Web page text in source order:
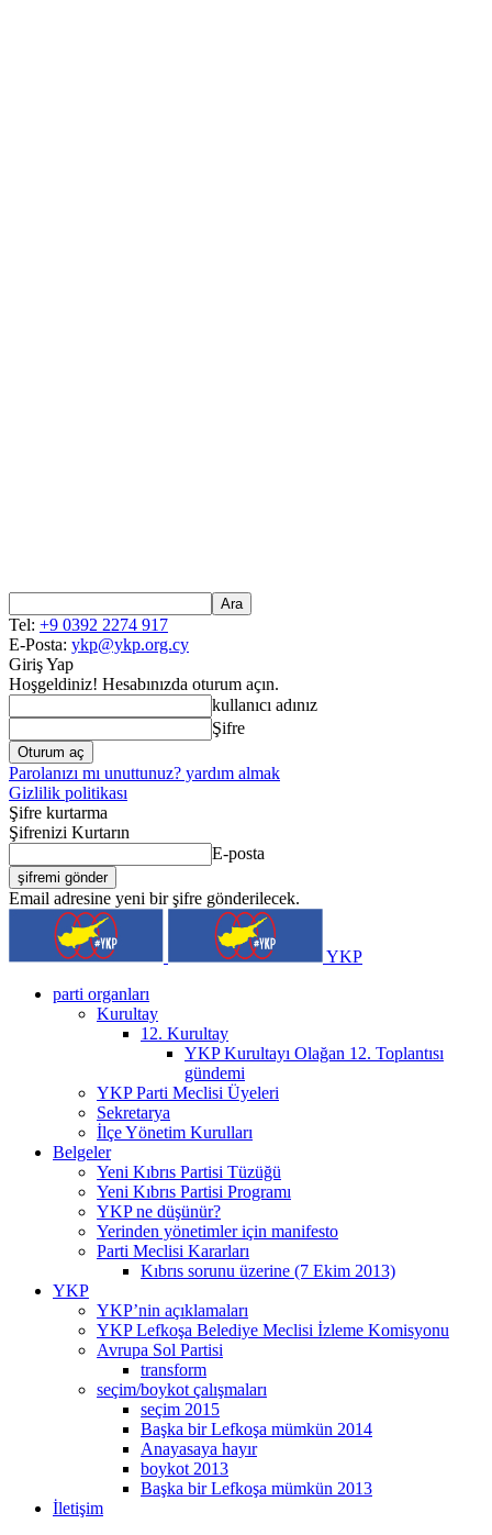
Tel: +9 0392 2274 917
E-Posta: ykp@ykp.org.cy
Giriş Yap
Hoşgeldiniz! Hesabınızda oturum açın.
kullanıcı adınız
Şifre
Parolanızı mı unuttunuz? yardım almak
Gizlilik politikası
Şifre kurtarma
Şifrenizi Kurtarın
E-posta
Email adresine yeni bir şifre gönderilecek.
YKP
parti organları
Kurultay
12. Kurultay
YKP Kurultayı Olağan 12. Toplantısı
gündemi
YKP Parti Meclisi Üyeleri
Sekretarya
İlçe Yönetim Kurulları
Belgeler
Yeni Kıbrıs Partisi Tüzüğü
Yeni Kıbrıs Partisi Programı
YKP ne düşünür?
Yerinden yönetimler için manifesto
Parti Meclisi Kararları
Kıbrıs sorunu üzerine (7 Ekim 2013)
YKP
YKP’nin açıklamaları
YKP Lefkoşa Belediye Meclisi İzleme Komisyonu
Avrupa Sol Partisi
transform
seçim/boykot çalışmaları
seçim 2015
Başka bir Lefkoşa mümkün 2014
Anayasaya hayır
boykot 2013
Başka bir Lefkoşa mümkün 2013
İletişim